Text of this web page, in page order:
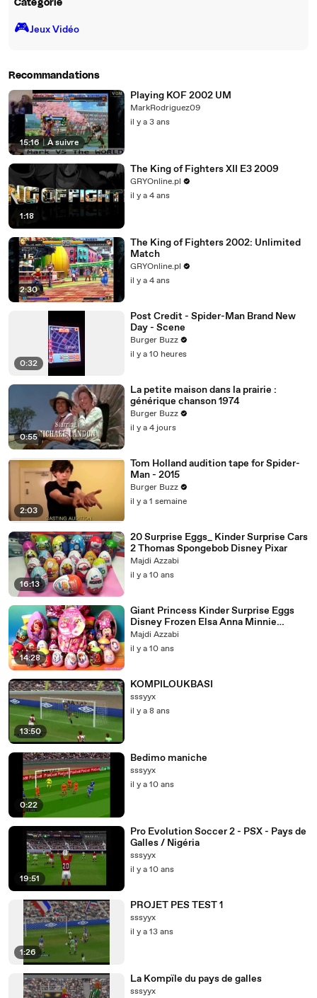
Catégorie
🎮️Jeux Vidéo
Recommandations
15:16 | À suivre
Playing KOF 2002 UM
MarkRodriguez09
il y a 3 ans
1:18
The King of Fighters XII E3 2009
GRYOnline.pl
il y a 4 ans
2:30
The King of Fighters 2002: Unlimited
Match
GRYOnline.pl
il y a 4 ans
0:32
Post Credit - Spider-Man Brand New
Day - Scene
Burger Buzz
il y a 10 heures
0:55
La petite maison dans la prairie :
générique chanson 1974
Burger Buzz
il y a 4 jours
2:03
Tom Holland audition tape for Spider-
Man - 2015
Burger Buzz
il y a 1 semaine
16:13
20 Surprise Eggs_ Kinder Surprise Cars
2 Thomas Spongebob Disney Pixar
Majdi Azzabi
il y a 10 ans
14:28
Giant Princess Kinder Surprise Eggs
Disney Frozen Elsa Anna Minnie
Mickey Play-D
Majdi Azzabi
il y a 10 ans
13:50
KOMPILOUKBASI
sssyyx
il y a 8 ans
0:22
Bedimo maniche
sssyyx
il y a 10 ans
19:51
Pro Evolution Soccer 2 - PSX - Pays de
Galles / Nigéria
sssyyx
il y a 10 ans
1:26
PROJET PES TEST 1
sssyyx
il y a 13 ans
La Kompïle du pays de galles
sssyyx